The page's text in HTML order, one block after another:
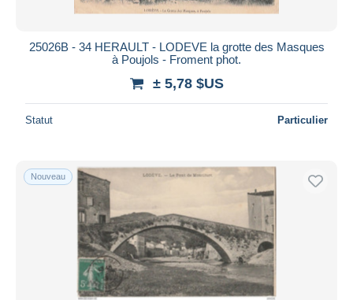
25026B - 34 HERAULT - LODEVE la grotte des Masques
à Poujols - Froment phot.
± 5,78 $US
Statut Particulier
Nouveau